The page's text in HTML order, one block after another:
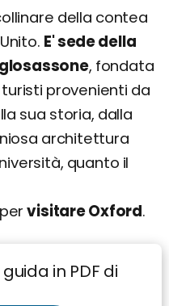
della contea
E' sede della
, fondata
turisti provenienti da
sua storia, dalla
architettura
quanto il
visitare Oxford.
in PDF di